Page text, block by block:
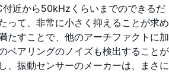
付近から50kHzくらいまでのできるだ
って、非常に小さく抑えることが求め
たすことで、他のアーチファクトに加
ベアリングのノイズも検出することが
、振動センサーのメーカーは、まさに